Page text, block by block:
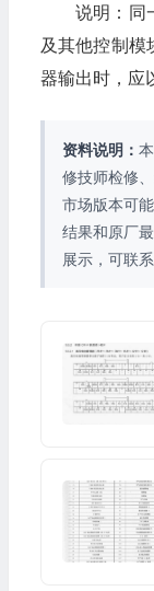
说明：同
及其他控制模
器输出时，应
资料说明：
修技师检修
市场版本可
结果和原厂
展示，可联